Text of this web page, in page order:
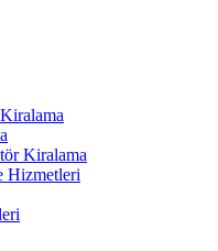
Kiralama
Hizmetleri